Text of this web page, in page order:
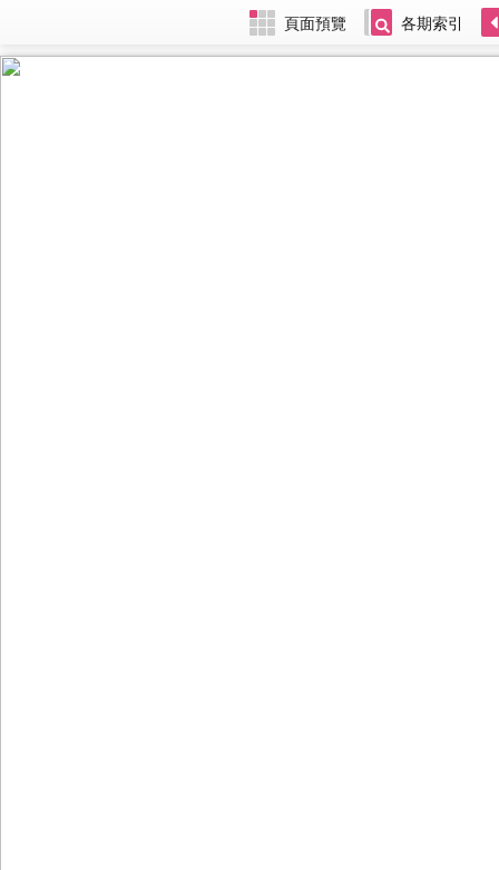
頁面預覽 各期索引